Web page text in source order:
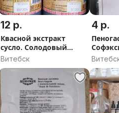
12 р.
Квасной экстракт
сусло. Солодовый
экстракт. Солод
Витебск
4 р.